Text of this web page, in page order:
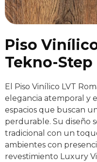
Piso
Tekno-Step
El Piso Vinílico LVT
elegancia atemporal y
espacios que buscan
perdurable. Su diseño
tradicional con un
ambientes con
revestimiento Luxury